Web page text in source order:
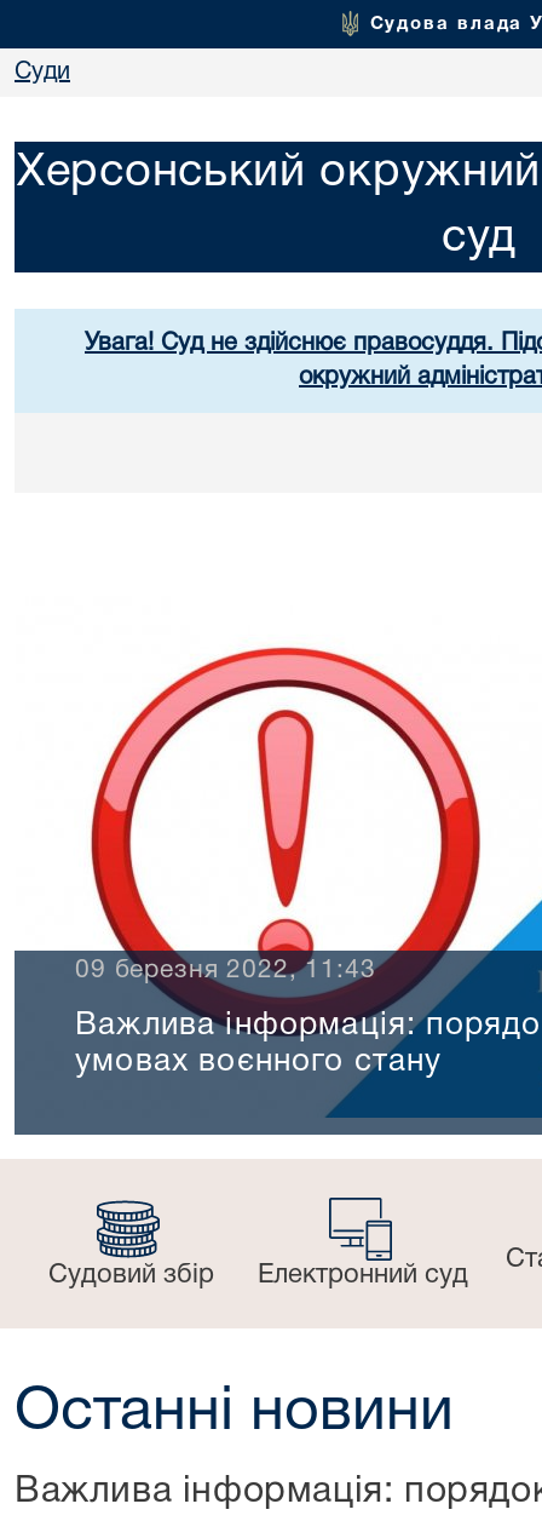
Судова влада
Суди
Херсонський окружний
суд
Увага! Суд не здійснює правосуддя.
окружний
09 березня 2022, 11:43
Важлива інформація:
умовах воєнного стану
Судовий збір Електронний суд
Останні новини
Важлива інформація: